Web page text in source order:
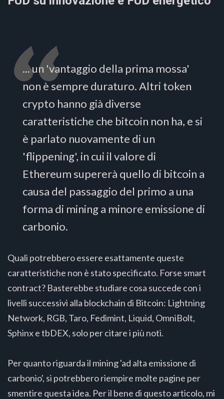
... un 'vantaggio della prima mossa'
non è sempre duraturo. Altri token
crypto hanno già diverse
caratteristiche che bitcoin non ha, e si
è parlato nuovamente di un
'flippening', in cui il valore di
Ethereum supererà quello di bitcoin a
causa del passaggio del primo a una
forma di mining a minore emissione di
carbonio.
Quali potrebbero essere esattamente queste
caratteristiche non è stato specificato. Forse smart
contract? Basterebbe studiare cosa succede con i
livelli successivi alla blockchain di Bitcoin: Lightning
Network, RGB, Taro, Fedimint, Liquid, OmniBolt,
Sphinx e tbDEX, solo per citare i più noti.
Per quanto riguarda il mining 'ad alta emissione di
carbonio', si potrebbero riempire molte pagine per
smentire questa idea. Per il bene di questo articolo, mi